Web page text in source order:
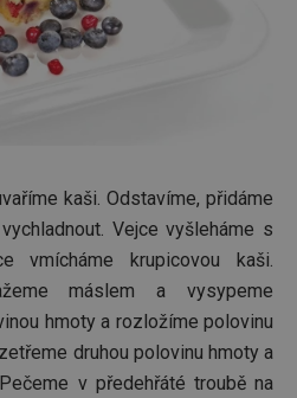
kaši. Odstavíme, přidáme
Vejce vyšleháme s
vmícháme krupicovou kaši.
máslem a vysypeme
hmoty a rozložíme polovinu
druhou polovinu hmoty a
v předehřáté troubě na